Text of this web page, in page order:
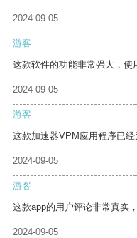
2024-09-05
游客
这款软件的功能非常强大，使
2024-09-05
游客
这款加速器VPM应用程序已经
2024-09-05
游客
这款app的用户评论非常真实
2024-09-05